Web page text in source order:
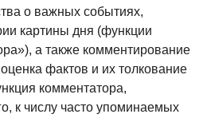
о важных событиях,
картины дня (функции
а также комментирование
фактов и их толкование
комментатора,
к числу часто упоминаемых